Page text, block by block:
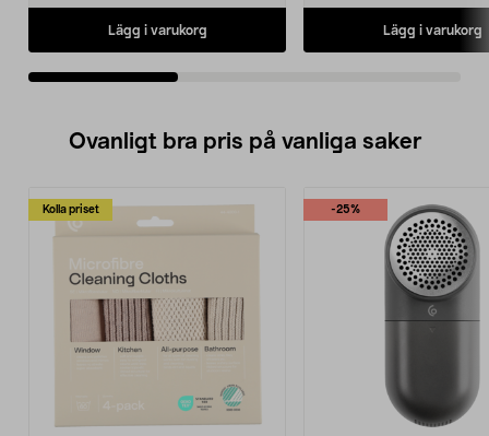
Lägg i varukorg Lägg i varukorg
Ovanligt bra pris på vanliga saker
Kolla priset -25%